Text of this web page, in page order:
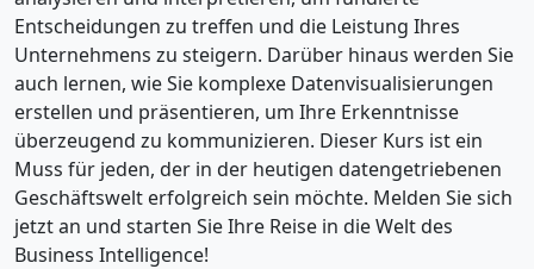
Entscheidungen zu treffen und die Leistung Ihres
Unternehmens zu steigern. Darüber hinaus werden Sie
auch lernen, wie Sie komplexe Datenvisualisierungen
erstellen und präsentieren, um Ihre Erkenntnisse
überzeugend zu kommunizieren. Dieser Kurs ist ein
Muss für jeden, der in der heutigen datengetriebenen
Geschäftswelt erfolgreich sein möchte. Melden Sie sich
jetzt an und starten Sie Ihre Reise in die Welt des
Business Intelligence!